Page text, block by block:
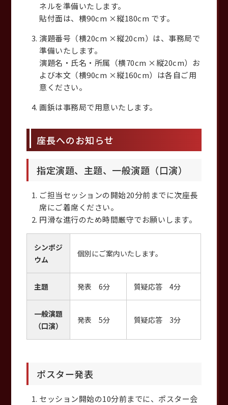
ネルを準備いたします。
貼付面は、横90cm ×縦180cm です。
演題番号（横20cm ×縦20cm）は、事務局で
準備いたします。
演題名・氏名・所属（横70cm ×縦20cm）お
よび本文（横90cm ×縦160cm）は各自ご用
意ください。
画鋲は事務局で用意いたします。
座長へのお知らせ
指定演題、主題、一般演題（口演）
ご担当セッションの開始20分前までに次座長
席にご着席ください。
円滑な進行のため時間厳守でお願いします。
シンポジ
ウム
個別にご案内いたします。
主題 発表 6分 質疑応答 4分
一般演題
（口演）
発表 5分 質疑応答 3分
ポスター発表
セッション開始の10分前までに、ポスター会